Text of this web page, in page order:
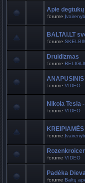
Apie
forume
BALTAI.LT
forume
Druidizmas
forume
forume VIDEO
Nikola Tesla
forume VIDEO
forume
forume VIDEO
Padėka
forume Baltų